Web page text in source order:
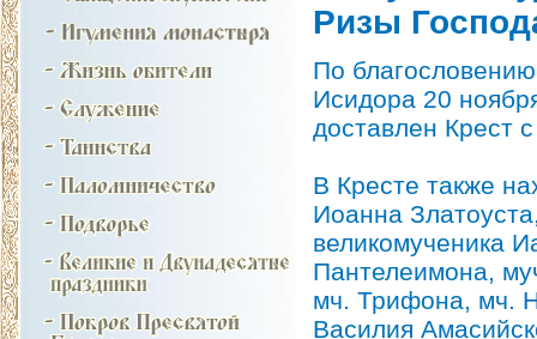
Ризы
По
Исидора 20
доставлен Крест
В Кресте также
Иоанна
великомученика
Пантелеимона,
мч. Трифона, мч.
Василия